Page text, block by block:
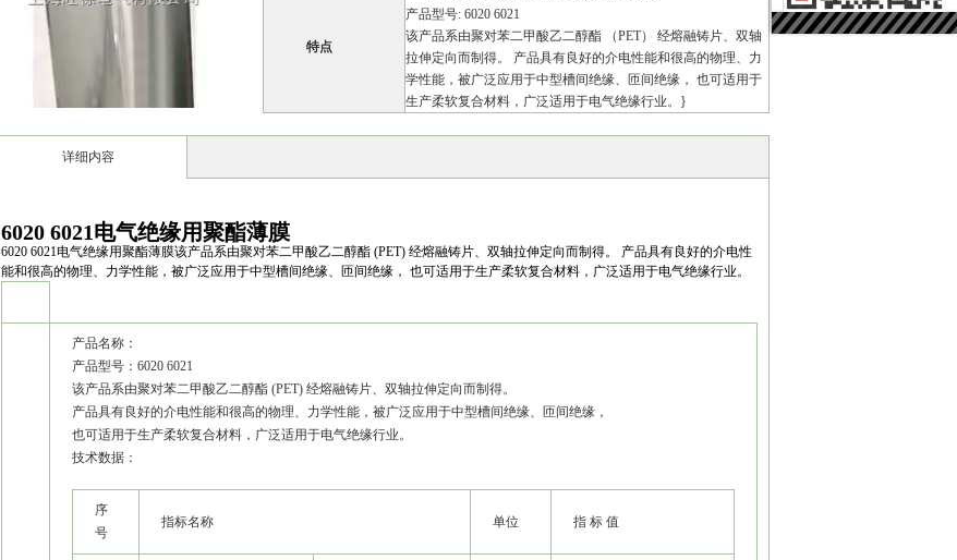
特点
产品型号: 6020 6021
该产品系由聚对苯二甲酸乙二醇酯 （PET） 经熔融铸片、双轴
拉伸定向而制得。 产品具有良好的介电性能和很高的物理、力
学性能，被广泛应用于中型槽间绝缘、匝间绝缘， 也可适用于
生产柔软复合材料，广泛适用于电气绝缘行业。}
详细内容
6020 6021电气绝缘用聚酯薄膜
6020 6021电气绝缘用聚酯薄膜该产品系由聚对苯二甲酸乙二醇酯 (PET) 经熔融铸片、双轴拉伸定向而制得。 产品具有良好的介电性
能和很高的物理、力学性能，被广泛应用于中型槽间绝缘、匝间绝缘， 也可适用于生产柔软复合材料，广泛适用于电气绝缘行业。
产品名称：
产品型号：6020 6021
该产品系由聚对苯二甲酸乙二醇酯 (PET) 经熔融铸片、双轴拉伸定向而制得。
产品具有良好的介电性能和很高的物理、力学性能，被广泛应用于中型槽间绝缘、匝间绝缘，
也可适用于生产柔软复合材料，广泛适用于电气绝缘行业。
技术数据：
序
号
指标名称 单位 指 标 值